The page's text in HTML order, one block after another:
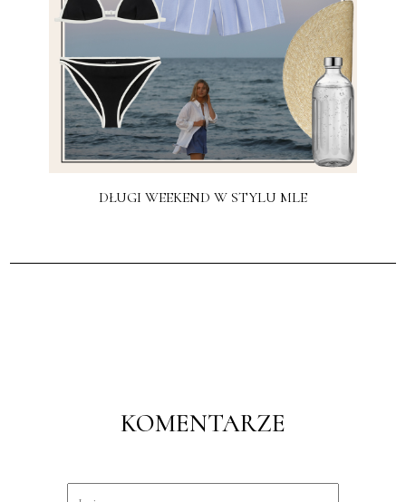
DŁUGI WEEKEND W STYLU MLE
KOMENTARZE